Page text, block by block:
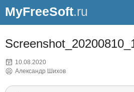
MyFreeSoft.ru
10.08.2020
Александр Шихов